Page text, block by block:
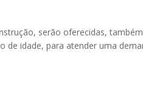
serão oferecidas,
de idade, para atender uma